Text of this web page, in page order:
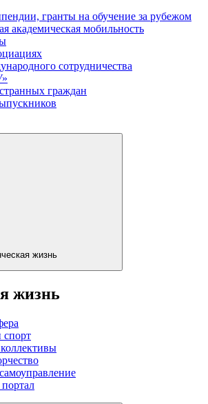
гранты на обучение за рубежом
академическая мобильность
сотрудничества
граждан
жизнь
жизнь
спорт